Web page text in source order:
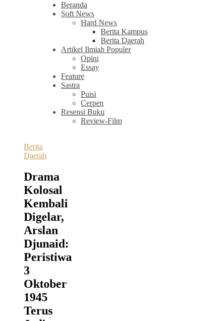
Beranda
Soft News
Hard News
Berita Kampus
Berita Daerah
Artikel Ilmiah Populer
Opini
Essay
Feature
Sastra
Puisi
Cerpen
Resensi Buku
Review-Film
Berita
Daerah
Drama
Kolosal
Kembali
Digelar,
Arslan
Djunaid:
Peristiwa
3
Oktober
1945
Terus